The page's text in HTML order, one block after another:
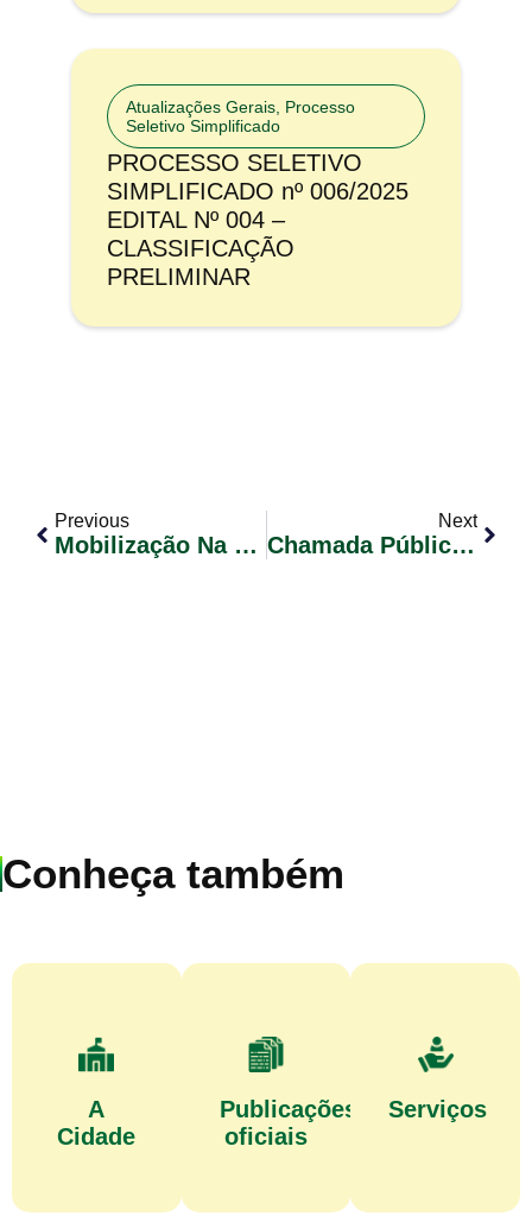
Atualizações Gerais Processo
Seletivo Simplificado
PROCESSO SELETIVO
SIMPLIFICADO nº 006/2025
EDITAL Nº 004 –
CLASSIFICAÇÃO
PRELIMINAR
Previous
Mobilização Na Elaboração Do Plano Municipal De Desenvolvimento Rural Sustentável – PMDRS
Next
Chamada Pública Nº 001/2017
Conheça também
A
Cidade
Publicações
oficiais
Serviços